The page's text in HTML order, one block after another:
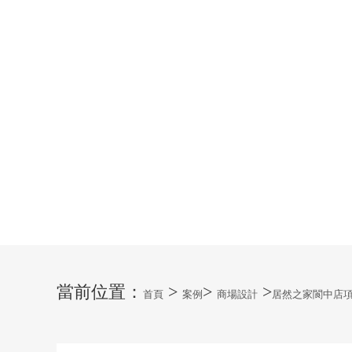
當前位置： 首頁 > 案例 > 商場設計 >居然之家閬中店